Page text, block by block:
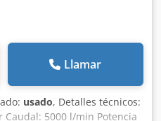
Llamar
usado, Detalles técnicos:
5000 l/min Potencia